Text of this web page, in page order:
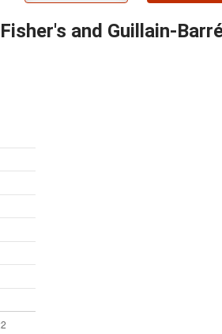
and Guillain-